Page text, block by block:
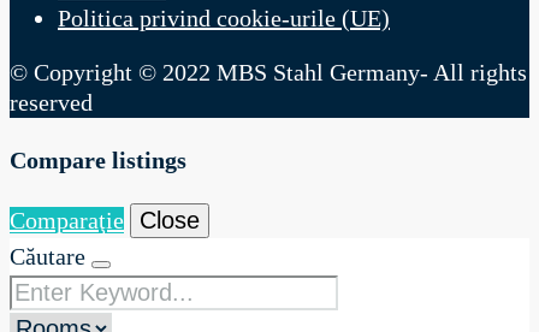
Politica privind cookie-urile (UE)
© Copyright © 2022 MBS Stahl Germany- All rights
reserved
Compare listings
Comparaţie
Close
Căutare